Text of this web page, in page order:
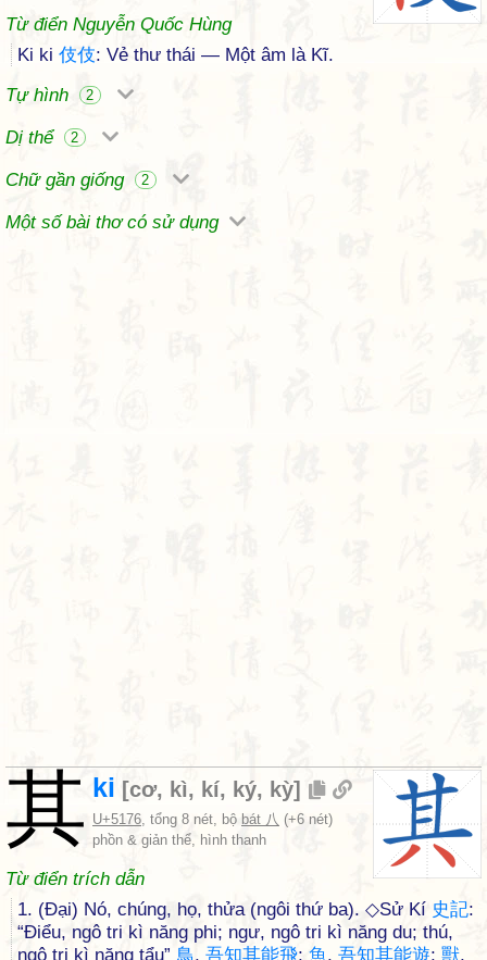
Từ điển Nguyễn Quốc Hùng
Ki ki 伎伎: Vẻ thư thái — Một âm là Kĩ.
Tự hình
2
Dị thể 2
Chữ gần giống 2
Một số bài thơ có sử dụng
其 ki [cơ, kì, kí, ký, kỳ]
U+5176, tổng 8 nét, bộ bát 八 (+6 nét)
phồn & giản thể, hình thanh
Từ điển trích dẫn
1. (Đại) Nó, chúng, họ, thửa (ngôi thứ ba). ◇Sử Kí 史記:
“Điểu, ngô tri kì năng phi; ngư, ngô tri kì năng du; thú,
ngô tri kì năng tẩu” 鳥, 吾知其能飛; 魚, 吾知其能遊; 獸,